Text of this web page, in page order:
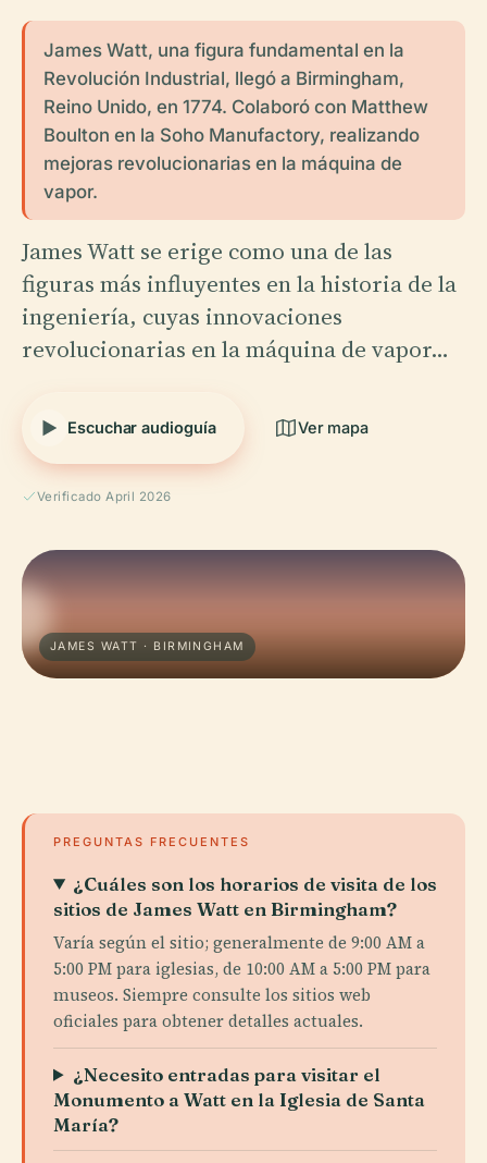
James Watt, una figura fundamental en la
Revolución Industrial, llegó a Birmingham,
Reino Unido, en 1774. Colaboró con Matthew
Boulton en la Soho Manufactory, realizando
mejoras revolucionarias en la máquina de
vapor.
James Watt se erige como una de las
figuras más influyentes en la historia de la
ingeniería, cuyas innovaciones
revolucionarias en la máquina de vapor…
Escuchar audioguía Ver mapa
Verificado April 2026
JAMES WATT · BIRMINGHAM
PREGUNTAS FRECUENTES
¿Cuáles son los horarios de visita de los
sitios de James Watt en Birmingham?
Varía según el sitio; generalmente de 9:00 AM a
5:00 PM para iglesias, de 10:00 AM a 5:00 PM para
museos. Siempre consulte los sitios web
oficiales para obtener detalles actuales.
¿Necesito entradas para visitar el
Monumento a Watt en la Iglesia de Santa
María?